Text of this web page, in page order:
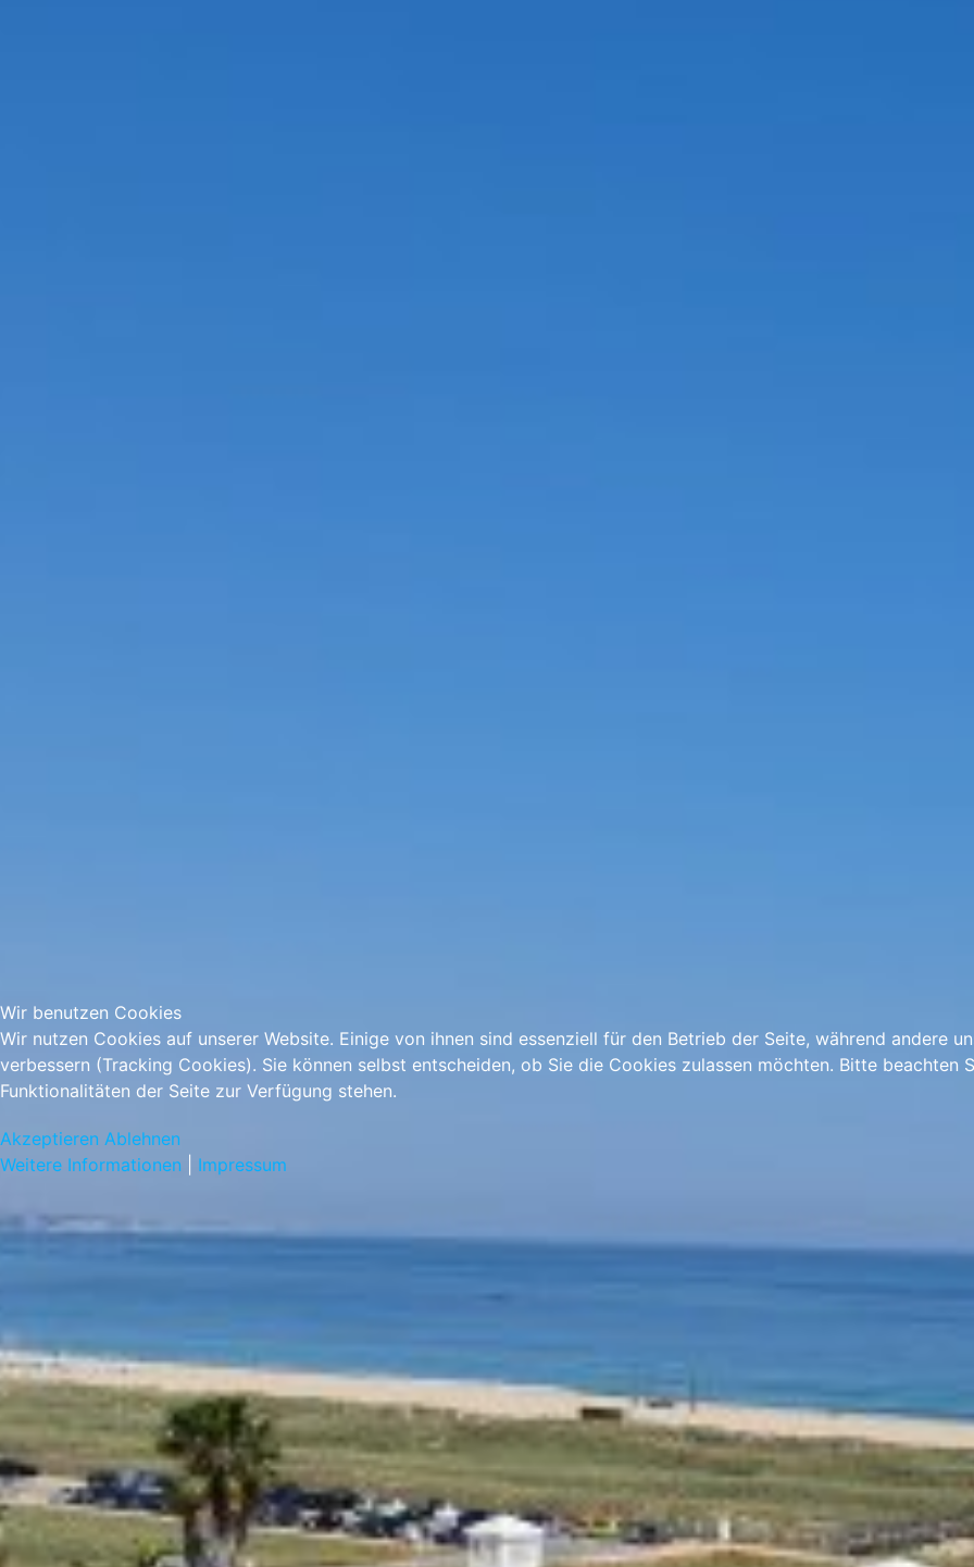
Wir benutzen Cookies
Wir nutzen Cookies auf unserer Website. Einige von ihnen sind essenziell für den Betrieb der Seite, während andere
verbessern (Tracking Cookies). Sie können selbst entscheiden, ob Sie die Cookies zulassen möchten. Bitte beachten
Funktionalitäten der Seite zur Verfügung stehen.
Akzeptieren Ablehnen
Weitere Informationen
Impressum